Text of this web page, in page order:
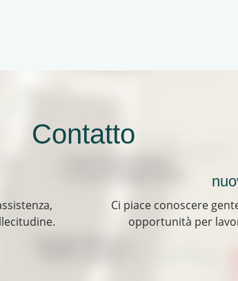
Contatto
Ci piace conoscere
opportunità per